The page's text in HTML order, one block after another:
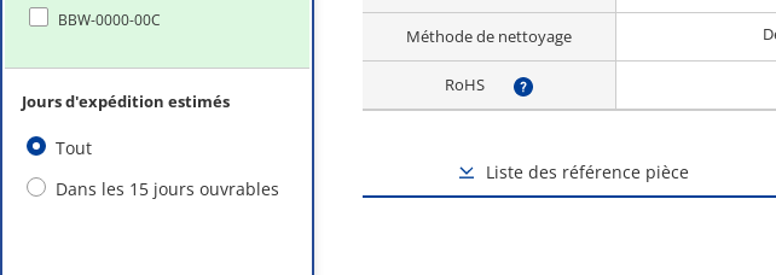
BBW-0000-00C
Jours d'expédition estimés
Tout
Dans les 15 jours ouvrables
Méthode de nettoyage
RoHS
Liste des référence pièce